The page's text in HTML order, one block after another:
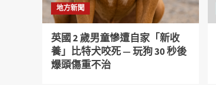
地方新聞
英國 2 歲男童慘遭自家「新收
養」比特犬咬死 — 玩狗 30 秒後
爆頭傷重不治